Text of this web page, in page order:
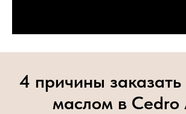
4 причины заказать
маслом в Cedro